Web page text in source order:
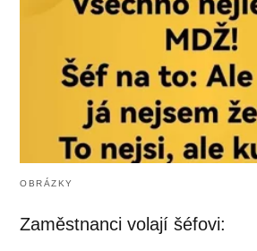
OBRÁZKY
Zaměstnanci volají šéfovi: